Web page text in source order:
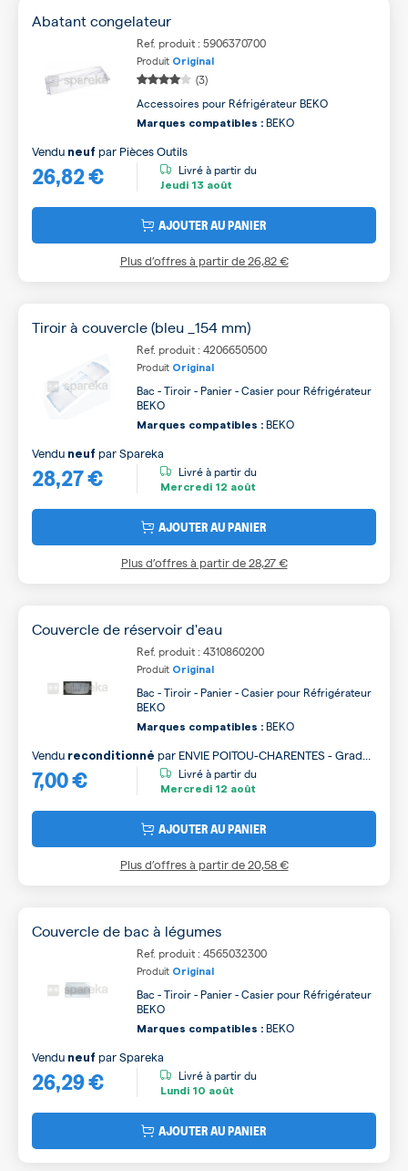
Abatant congelateur
Ref. produit : 5906370700
Produit Original
(3)
Accessoires pour Réfrigérateur BEKO
Marques compatibles : BEKO
26,82 €
Vendu neuf par Pièces Outils
Livré à partir du
Jeudi 13 août
AJOUTER AU PANIER
Plus d’offres à partir de26,82 €
Tiroir à couvercle (bleu _154 mm)
Ref. produit : 4206650500
Produit Original
Bac - Tiroir - Panier - Casier pour Réfrigérateur
BEKO
Marques compatibles : BEKO
28,27 €
Vendu neuf parSpareka
Livré à partir du
Mercredi 12 août
AJOUTER AU PANIER
Plus d’offres à partir de28,27 €
Couvercle de réservoir d'eau
Ref. produit : 4310860200
Produit Original
Bac - Tiroir - Panier - Casier pour Réfrigérateur
BEKO
Marques compatibles : BEKO
7,00 €
Vendu reconditionné par ENVIE POITOU-CHARENTES - Grade
B
Livré à partir du
Mercredi 12 août
AJOUTER AU PANIER
Plus d’offres à partir de20,58 €
Couvercle de bac à légumes
Ref. produit : 4565032300
Produit Original
Bac - Tiroir - Panier - Casier pour Réfrigérateur
BEKO
Marques compatibles : BEKO
26,29 €
Vendu neuf parSpareka
Livré à partir du
Lundi 10 août
AJOUTER AU PANIER